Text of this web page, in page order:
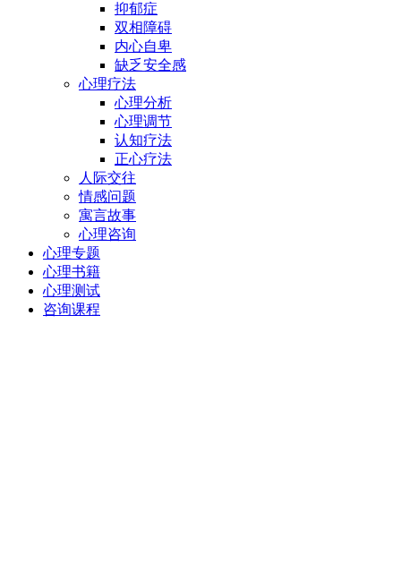
抑郁症
双相障碍
内心自卑
缺乏安全感
心理疗法
心理分析
心理调节
认知疗法
正心疗法
人际交往
情感问题
寓言故事
心理咨询
心理专题
心理书籍
心理测试
咨询课程